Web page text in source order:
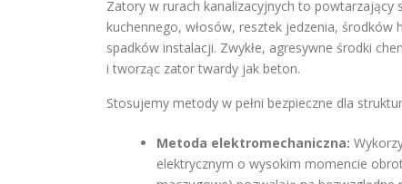
Zatory w rurach kanalizacyjnych to powtarzający
kuchennego, włosów, resztek jedzenia, środków
spadków instalacji. Zwykłe, agresywne środki
i tworząc zator twardy jak beton.
Stosujemy metody w pełni bezpieczne dla
Metoda elektromechaniczna:
elektrycznym o wysokim momencie